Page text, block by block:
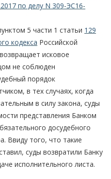
по делу N 309-ЭС16-
5 части 1 статьи 129
кодекса Российской
исковое
не соблюден
порядок
в тех случаях, когда
в силу закона, суды
представления Банком
досудебного
Ввиду того, что такие
суды возвратили Банку
исполнительного листа.